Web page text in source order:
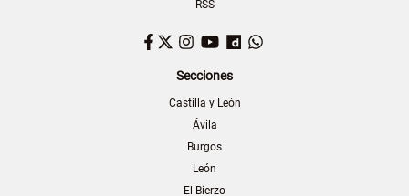
RSS
Facebook
TwitterInstagram
YouTubeDailymotion
Secciones
Castilla y León
Ávila
Burgos
León
El Bierzo